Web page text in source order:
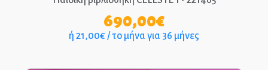
690,00€
ή 21,00€ / το μήνα για 36 μήνες